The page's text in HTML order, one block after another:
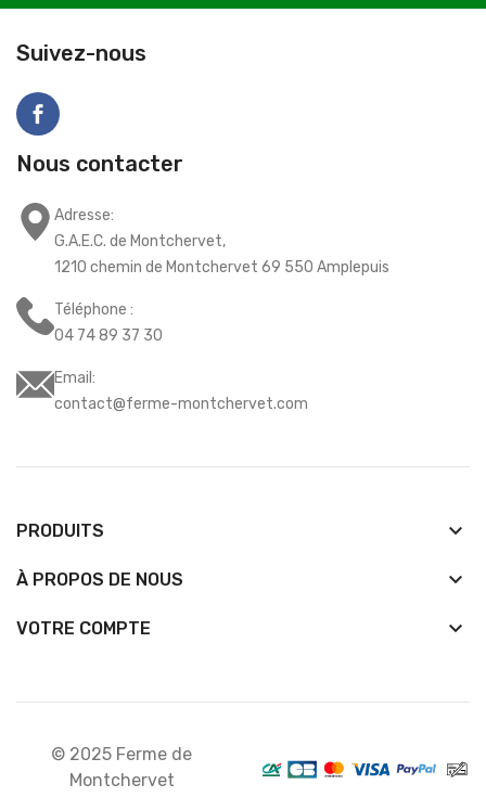
Suivez-nous
Nous contacter
Adresse:
G.A.E.C. de Montchervet,
1210 chemin de Montchervet 69 550 Amplepuis
Téléphone :
04 74 89 37 30
Email:
contact@ferme-montchervet.com
PRODUITS keyboard_arrow_down
À PROPOS DE NOUS keyboard_arrow_down
VOTRE COMPTE 
© 2025 Ferme de
Montchervet